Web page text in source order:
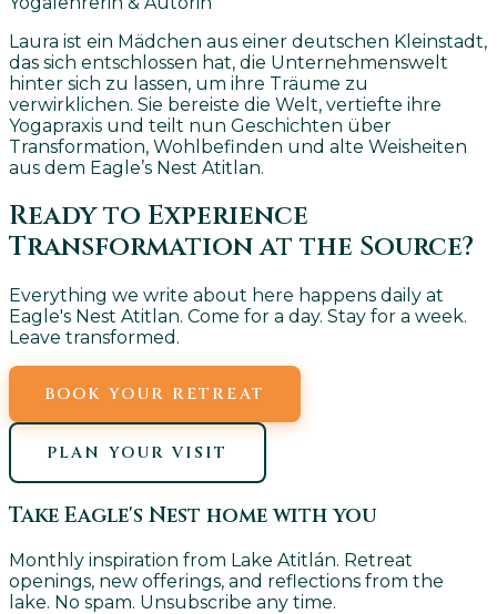
Laura ist ein Mädchen aus einer deutschen Kleinstadt,
das sich entschlossen hat, die Unternehmenswelt
hinter sich zu lassen, um ihre Träume zu
verwirklichen. Sie bereiste die Welt, vertiefte ihre
Yogapraxis und teilt nun Geschichten über
Transformation, Wohlbefinden und alte Weisheiten
aus dem Eagle’s Nest Atitlan.
Ready to Experience
Transformation at the Source?
Everything we write about here happens daily at
Eagle's Nest Atitlan. Come for a day. Stay for a week.
Leave transformed.
BOOK YOUR RETREAT
PLAN YOUR VISIT
Take Eagle's Nest home with you
Monthly inspiration from Lake Atitlán. Retreat
openings, new offerings, and reflections from the
lake. No spam. Unsubscribe any time.